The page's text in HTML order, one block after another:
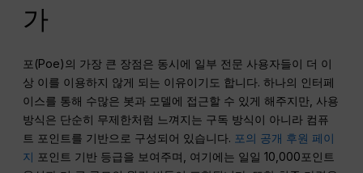
가
포(Poe)의 가장 큰 장점은 동시에 일부 전문 사용자들이 더 이
상 이를 이용하지 않게 되는 이유이기도 합니다. 하나의 인터페
이스를 통해 수많은 봇과 모델에 접근할 수 있게 해주지만, 사용
방식은 단순히 무제한처럼 느껴지는 구독 방식이 아니라 컴퓨
트 포인트를 기반으로 구성되어 있습니다. 포의 공개 후원 페이
지 포인트 기반 등급을 보여주며, 여기에는 일일 10,000포인트